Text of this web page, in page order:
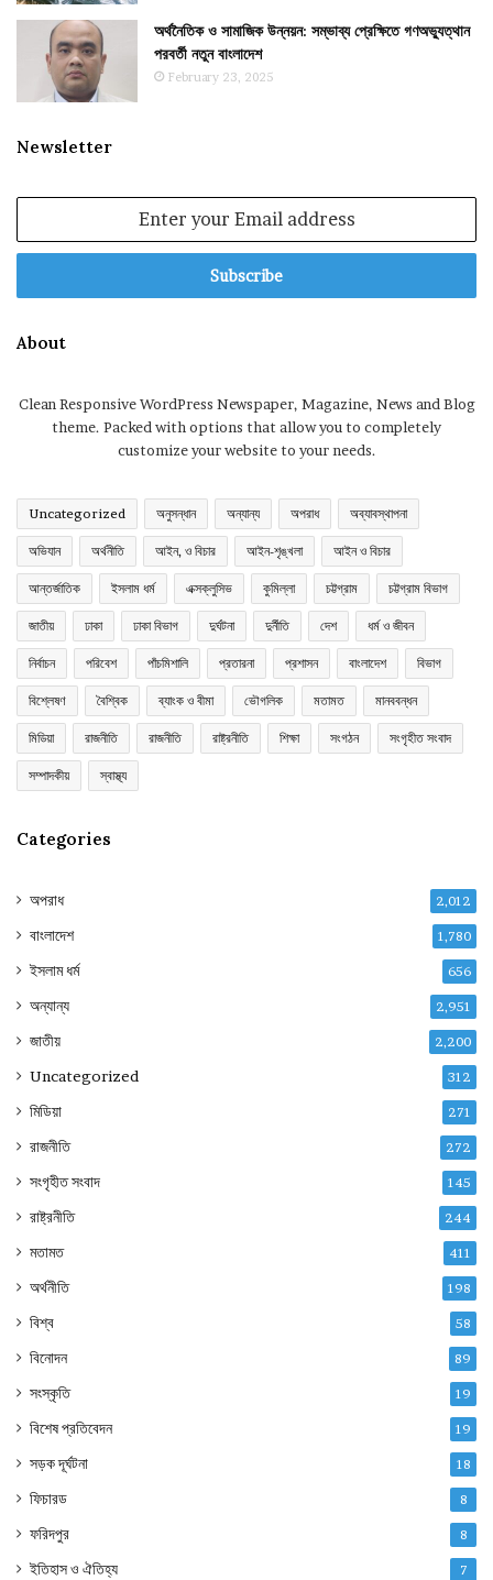
অর্থনৈতিক ও সামাজিক উন্নয়ন: সম্ভাব্য প্রেক্ষিতে গণঅভ্যুত্থান
পরবর্তী নতুন বাংলাদেশ
February 23, 2025
Newsletter
Email
About
Clean Responsive WordPress Newspaper, Magazine, News and Blog
theme. Packed with options that allow you to completely
customize your website to your needs.
Uncategorized অনুসন্ধান অন্যান্য অপরাধ অব্যাবস্থাপনা
অভিযান অর্থনীতি আইন, ও বিচার আইন-শৃঙ্খলা আইন ও বিচার
আন্তর্জাতিক ইসলাম ধর্ম এক্সক্লুসিভ কুমিল্লা চট্টগ্রাম চট্টগ্রাম বিভাগ
জাতীয় ঢাকা ঢাকা বিভাগ দুর্ঘটনা দুর্নীতি দেশ ধর্ম ও জীবন
নির্বাচন পরিবেশ পাঁচমিশালি প্রতারনা প্রশাসন বাংলাদেশ বিভাগ
বিশ্লেষণ বৈশ্বিক ব্যাংক ও বীমা ভৌগলিক মতামত মানববন্ধন
মিডিয়া রাজনীতি রাজনীতি রাষ্ট্রনীতি শিক্ষা সংগঠন সংগৃহীত সংবাদ
সম্পাদকীয় স্বাস্থ্য
Categories
অপরাধ 2,012
বাংলাদেশ 1,780
ইসলাম ধর্ম 656
অন্যান্য 2,951
জাতীয় 2,200
Uncategorized 312
মিডিয়া 271
রাজনীতি 272
সংগৃহীত সংবাদ 145
রাষ্ট্রনীতি 244
মতামত 411
অর্থনীতি 198
বিশ্ব 58
বিনোদন 89
সংস্কৃতি 19
বিশেষ প্রতিবেদন 19
সড়ক দূর্ঘটনা 18
ফিচারড 8
ফরিদপুর 8
ইতিহাস ও ঐতিহ্য 7